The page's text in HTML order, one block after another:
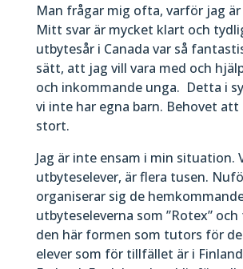
Man frågar mig ofta, varför jag
Mitt svar är mycket klart och
utbytesår i Canada var så
sätt, att jag vill vara med och
och inkommande unga. Detta i
vi inte har egna barn. Behovet att
stort.
Jag är inte ensam i min situation.
utbyteselever, är flera tusen.
organiserar sig de
utbyteseleverna som ”Rotex”
den här formen som tutors för
elever som för tillfället är i